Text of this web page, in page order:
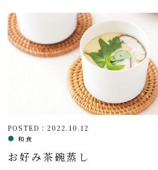
POSTED：2022.10.12
和食
お好み茶碗蒸し